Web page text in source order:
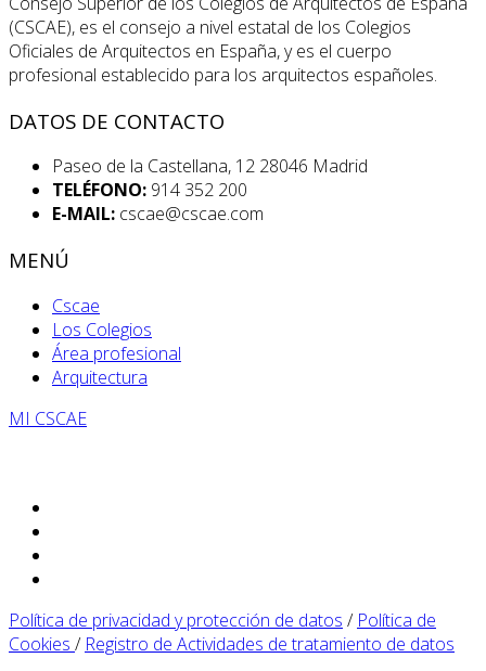
(CSCAE), es el consejo a nivel estatal de los Colegios
Oficiales de Arquitectos en España, y es el cuerpo
profesional establecido para los arquitectos españoles.
DATOS DE CONTACTO
Paseo de la Castellana, 12 28046 Madrid
TELÉFONO: 914 352 200
E-MAIL: cscae@cscae.com
MENÚ
Cscae
Los Colegios
Área profesional
Arquitectura
MI CSCAE
Política de privacidad y protección de datos / Política de
Cookies / Registro de Actividades de tratamiento de datos